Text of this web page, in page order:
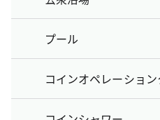
プール
コインオペレーショ